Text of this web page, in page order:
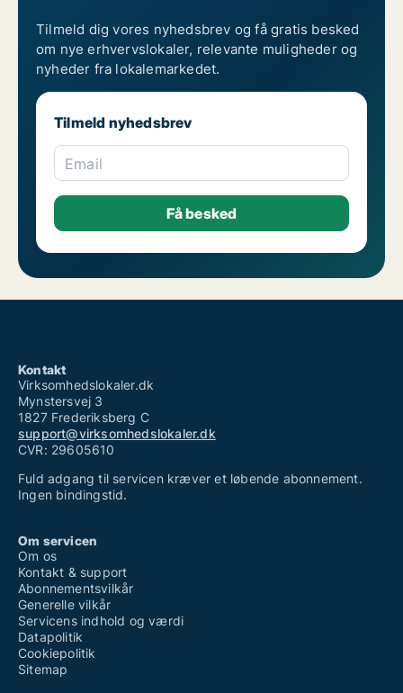
Tilmeld dig vores nyhedsbrev og få gratis besked
om nye erhvervslokaler, relevante muligheder og
nyheder fra lokalemarkedet.
Tilmeld nyhedsbrev
Email
Kontakt
Virksomhedslokaler.dk
Mynstersvej 3
1827 Frederiksberg C
support@virksomhedslokaler.dk
CVR: 29605610
Fuld adgang til servicen kræver et løbende abonnement.
Ingen bindingstid.
Om servicen
Om os
Kontakt & support
Abonnementsvilkår
Generelle vilkår
Servicens indhold og værdi
Datapolitik
Cookiepolitik
Sitemap